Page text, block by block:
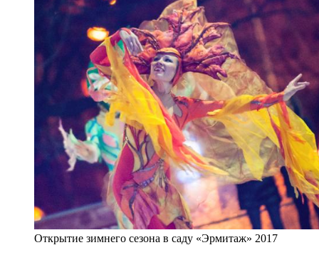
Открытие зимнего сезона в саду «Эрмитаж» 2017